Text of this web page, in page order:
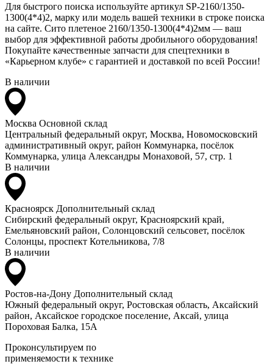
Для быстрого поиска используйте артикул SP-2160/1350-
1300(4*4)2, марку или модель вашей техники в строке поиска
на сайте. Сито плетеное 2160/1350-1300(4*4)2мм — ваш
выбор для эффективной работы дробильного оборудования!
Покупайте качественные запчасти для спецтехники в
«Карьерном клубе» с гарантией и доставкой по всей России!
В наличии
Москва Основной склад
Центральный федеральный округ, Москва, Новомосковский
административный округ, район Коммунарка, посёлок
Коммунарка, улица Александры Монаховой, 57, стр. 1
В наличии
Красноярск Дополнительный склад
Сибирский федеральный округ, Красноярский край,
Емельяновский район, Солонцовский сельсовет, посёлок
Солонцы, проспект Котельникова, 7/8
В наличии
Ростов-на-Дону Дополнительный склад
Южный федеральный округ, Ростовская область, Аксайский
район, Аксайское городское поселение, Аксай, улица
Пороховая Балка, 15А
Проконсультируем по
применяемости к технике